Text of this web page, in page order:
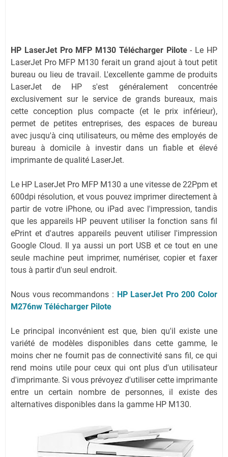
HP LaserJet Pro MFP M130 Télécharger Pilote- Le HP
LaserJet Pro MFP M130 ferait un grand ajout à tout petit
bureau ou lieu de travail. L'excellente gamme de produits
LaserJet de HP s'est généralement concentrée
exclusivement sur le service de grands bureaux, mais
cette conception plus compacte (et le prix inférieur),
permet de petites entreprises, des espaces de bureau
avec jusqu'à cinq utilisateurs, ou même des employés de
bureau à domicile à investir dans un fiable et élevé
imprimante de qualité LaserJet.
Le HP LaserJet Pro MFP M130 a une vitesse de 22Ppm et
600dpi résolution, et vous pouvez imprimer directement à
partir de votre iPhone, ou iPad avec l'impression, tandis
que les appareils HP peuvent utiliser la fonction sans fil
ePrint et d'autres appareils peuvent utiliser l'impression
Google Cloud. Il ya aussi un port USB et ce tout en une
seule machine peut imprimer, numériser, copier et faxer
tous à partir d'un seul endroit.
Nous vous recommandons : HP LaserJet Pro 200 Color
M276nw Télécharger Pilote
Le principal inconvénient est que, bien qu'il existe une
variété de modèles disponibles dans cette gamme, le
moins cher ne fournit pas de connectivité sans fil, ce qui
rend moins utile pour ceux qui ont plus d'un utilisateur
d'imprimante. Si vous prévoyez d'utiliser cette imprimante
entre un certain nombre de personnes, il existe des
alternatives disponibles dans la gamme HP M130.